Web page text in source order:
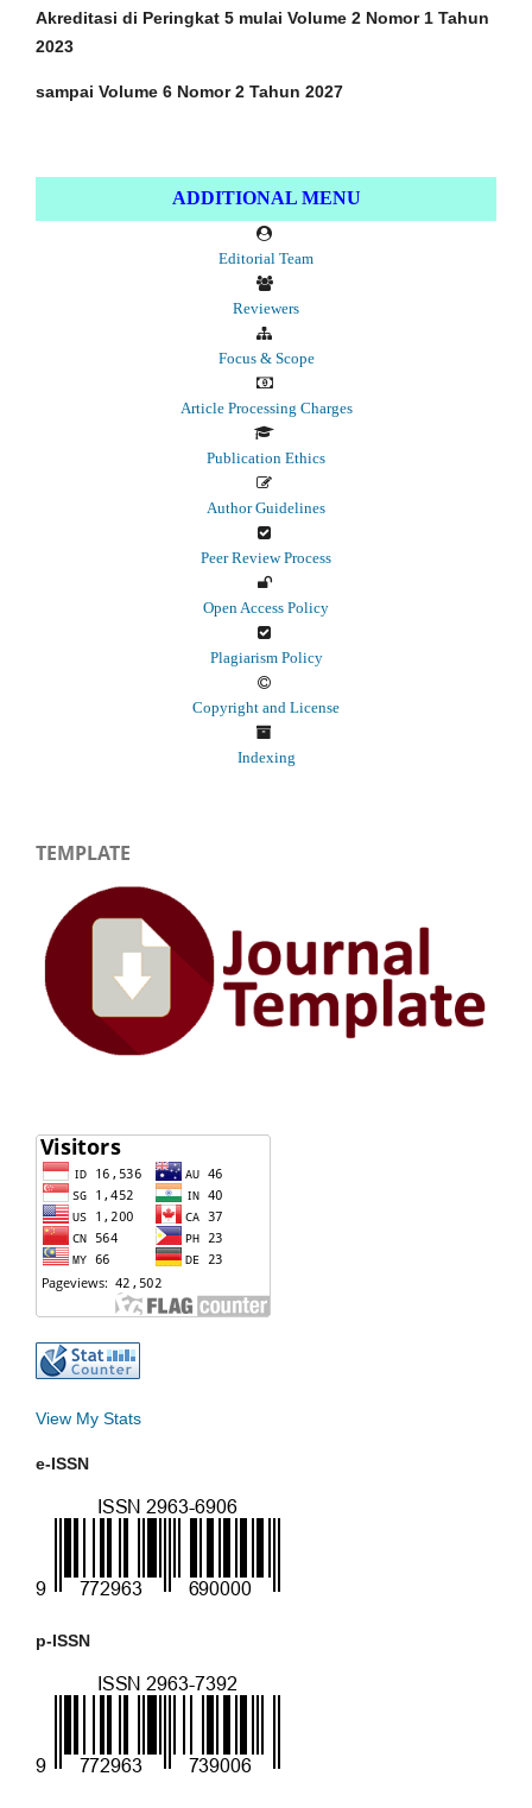
Akreditasi di Peringkat 5 mulai Volume 2 Nomor 1 Tahun
2023
sampai Volume 6 Nomor 2 Tahun 2027
ADDITIONAL MENU
Editorial Team
Reviewers
Focus & Scope
Article Processing Charges
Publication Ethics
Author Guidelines
Peer Review Process
Open Access Policy
Plagiarism Policy
Copyright and License
Indexing
TEMPLATE
View My Stats
e-ISSN
p-ISSN